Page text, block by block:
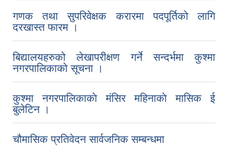
गणक तथा सुपरिवेक्षक करारमा पदपूर्तिको लागि
दरखास्त फारम ।
बिद्यालयहरुको लेखापरीक्षण गर्ने सन्दर्भमा कुश्मा
नगरपालिकाको सूचना ।
कुश्मा नगरपालिकाकाे मंसिर महिनाकाे मासिक ई
बुलेटिन ।
चौमासिक प्रतिवेदन सार्वजनिक सम्बन्धमा